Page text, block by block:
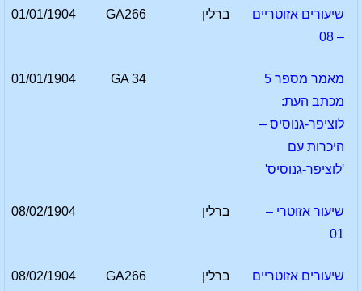
שיעורים אזוטריים
– 08
ברלין GA266
01/01/1904
מאמר מספר 5
מכתב העת:
לוציפר-גנוסיס –
היכרות עם
'לוציפר-גנוסיס'
GA 34
01/01/1904
שיעור אזוטרי –
01
ברלין 08/02/1904
שיעורים אזוטריים
ברלין GA266
08/02/1904